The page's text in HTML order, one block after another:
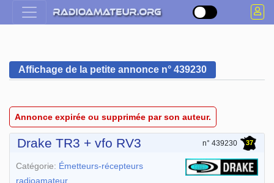
Affichage de la petite annonce n° 439230
Annonce expirée ou supprimée par son auteur.
Drake TR3 + vfo RV3 n° 439230 37
Catégorie: Émetteurs-récepteurs
radioamateur